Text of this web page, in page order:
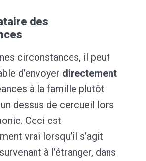
des
circonstances, il peut
d’envoyer directement
à la famille plutôt
dessus de cercueil lors
Ceci est
vrai lorsqu’il s’agit
à l’étranger, dans